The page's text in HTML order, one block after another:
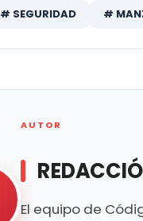
# SEGURIDAD
#
AUTOR
El equipo de